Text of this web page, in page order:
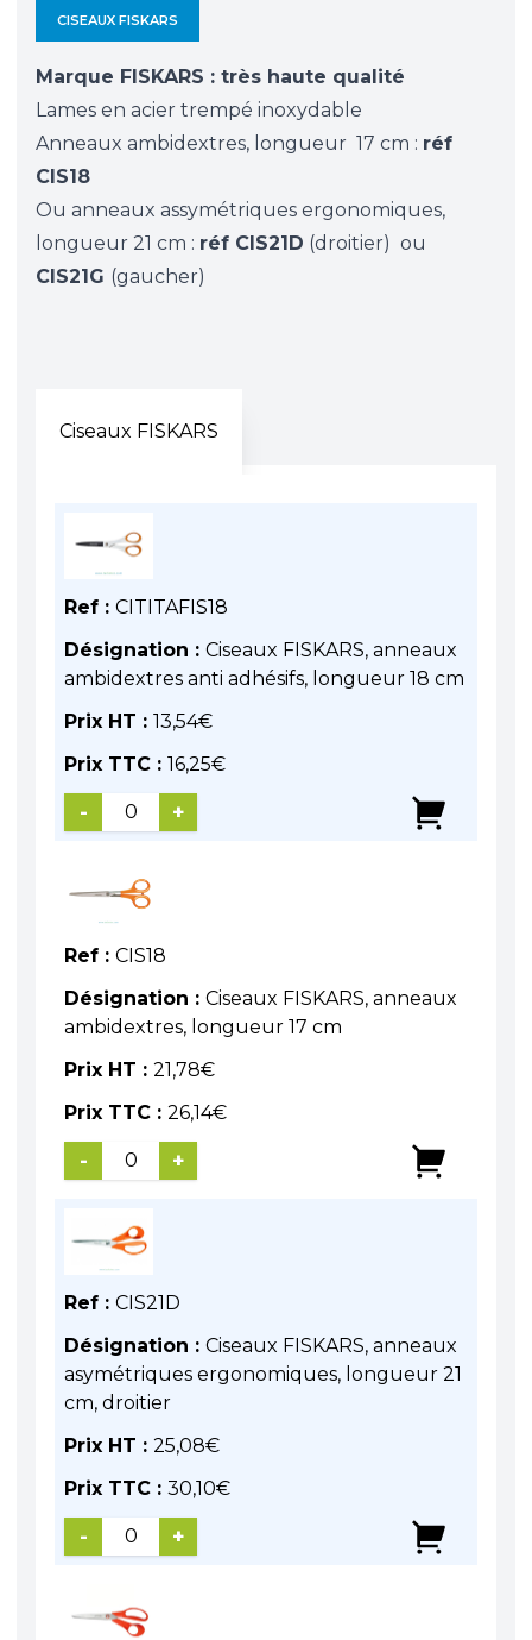
CISEAUX FISKARS
Marque FISKARS : très haute qualité
Lames en acier trempé inoxydable
Anneaux ambidextres, longueur 17 cm : réf
CIS18
Ou anneaux assymétriques ergonomiques,
longueur 21 cm : réf CIS21D (droitier) ou
CIS21G (gaucher)
Ciseaux FISKARS
Ref : CITITAFIS18
Désignation : Ciseaux FISKARS, anneaux
ambidextres anti adhésifs, longueur 18 cm
Prix HT : 13,54€
Prix TTC : 16,25€
- +
Ref : CIS18
Désignation : Ciseaux FISKARS, anneaux
ambidextres, longueur 17 cm
Prix HT : 21,78€
Prix TTC : 26,14€
- +
Ref : CIS21D
Désignation : Ciseaux FISKARS, anneaux
asymétriques ergonomiques, longueur 21
cm, droitier
Prix HT : 25,08€
Prix TTC : 30,10€
- +